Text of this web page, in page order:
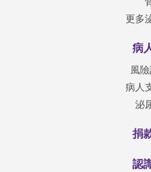
更多
病
風
病人
泌
捐
認